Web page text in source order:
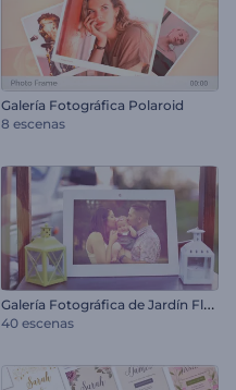
Galería Fotográfica Polaroid
8 escenas
G
alería Fotográfica de Jardín Floral
40 escenas